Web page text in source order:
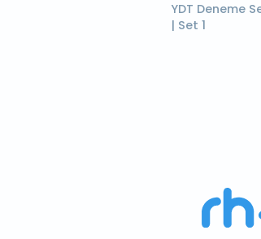
YDT Deneme
| Set 1